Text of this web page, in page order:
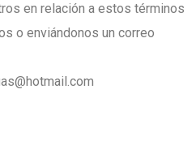
en relación a estos términos
o enviándonos un correo